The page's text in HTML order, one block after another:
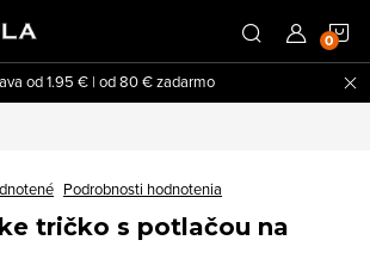
od 1.95 € | od 80 € zadarmo
Podrobnosti hodnotenia
tričko s potlačou na